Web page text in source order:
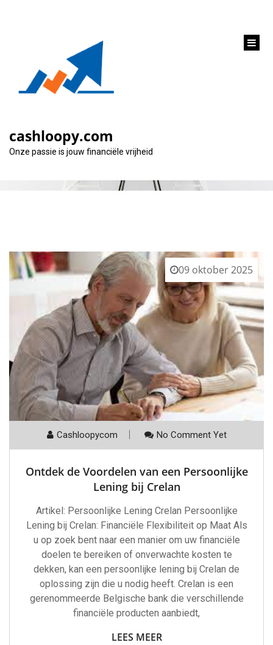
cashloopy.com
Onze passie is jouw financiële vrijheid
Categorie:
09 oktober 2025
Cashloopycom No Comment Yet
Ontdek de Voordelen van een Persoonlijke
Lening bij Crelan
Artikel: Persoonlijke Lening Crelan Persoonlijke
Lening bij Crelan: Financiële Flexibiliteit op Maat Als
u op zoek bent naar een manier om uw financiële
doelen te bereiken of onverwachte kosten te
dekken, kan een persoonlijke lening bij Crelan de
oplossing zijn die u nodig heeft. Crelan is een
gerenommeerde Belgische bank die verschillende
financiële producten aanbiedt,
LEES MEER